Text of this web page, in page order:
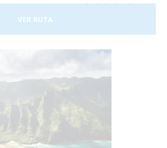
Viajar a la ciudad holandesa
para todo el mundo. Se trata de
adaptada para personas con
tu viaje a Ámsterdam!¡Antes de que
VER RUTA